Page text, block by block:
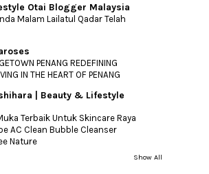
Otai Blogger Malaysia
Malam Lailatul Qadar Telah
PENANG REDEFINING
IN THE HEART OF PENANG
| Beauty & Lifestyle
Terbaik Untuk Skincare Raya
AC Clean Bubble Cleanser
Nature
Show All